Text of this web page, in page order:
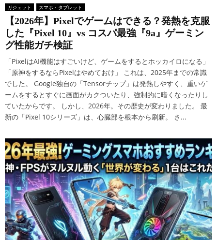
ガジェット スマホ・タブレット
【2026年】Pixelでゲームはできる？発熱を克服
した『Pixel 10』vs コスパ最強『9a』ゲーミン
グ性能ガチ検証
「PixelはAI機能はすごいけど、ゲームをするとホッカイロになる」
「原神をするならPixelはやめておけ」 これは、2025年までの常識
でした。 Google独自の「Tensorチップ」は発熱しやすく、重いゲ
ームをするとすぐに画面がカクついたり、強制的に暗くなったりし
ていたからです。 しかし、2026年。その歴史が変わりました。 最
新の「Pixel 10シリーズ」は、心臓部を根本から刷新。 さ...